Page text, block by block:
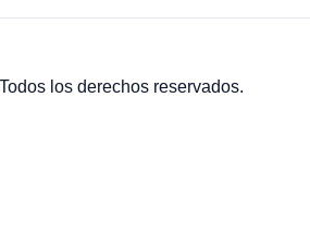
los derechos reservados.